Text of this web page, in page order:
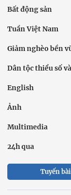
Bất động sản
Tuần Việt Nam
Giảm nghèo bền
Dân tộc thiểu số
English
Ảnh
Multimedia
24h qua
Tuyến bài